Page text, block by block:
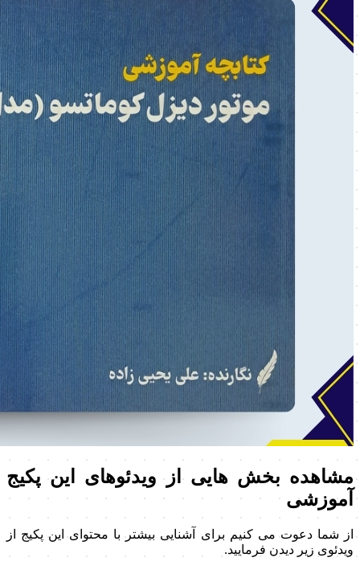
مشاهده بخش هایی از ویدئوهای این پکیج
آموزشی
از شما دعوت می کنیم برای آشنایی بیشتر با محتوای این پکیج از
ویدئوی زیر دیدن فرمایید.